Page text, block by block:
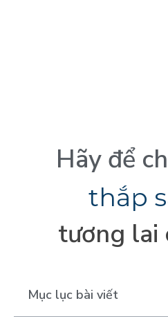
Hãy để
thắp s
tương lai
Mục lục bài viết